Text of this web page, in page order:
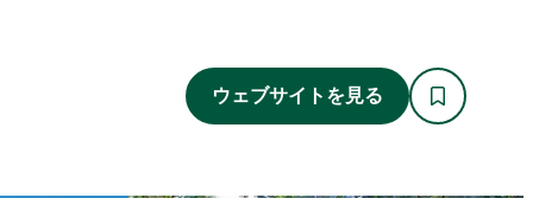
ウェブサイトを見る